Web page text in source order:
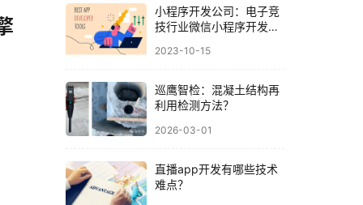
小程序开发公司：电子竞
技行业微信小程序开发解
2023-10-15
巡鹰智检：混凝土结构再
利用检测方法？
2026-03-01
直播app开发有哪些技术
难点？